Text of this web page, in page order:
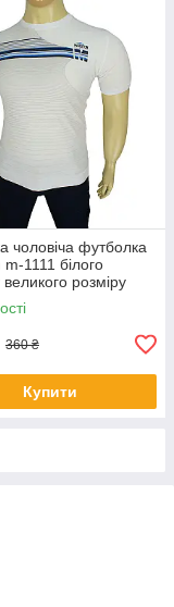
чоловіча футболка
1111 білого
розміру
360 ₴
Купити